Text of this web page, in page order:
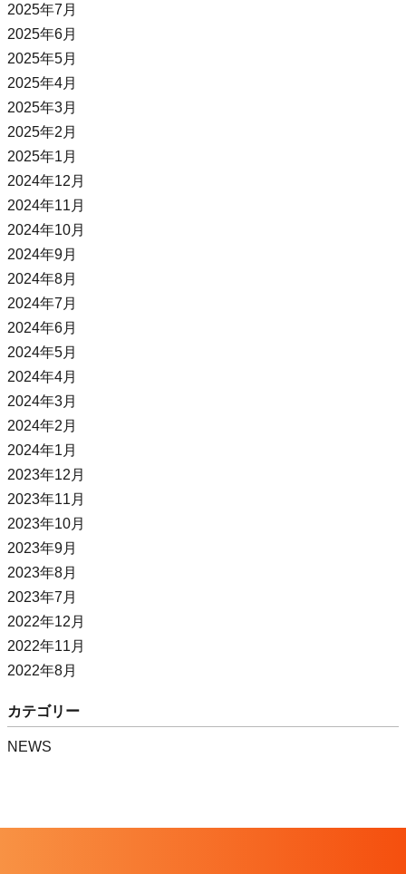
2025年7月
2025年6月
2025年5月
2025年4月
2025年3月
2025年2月
2025年1月
2024年12月
2024年11月
2024年10月
2024年9月
2024年8月
2024年7月
2024年6月
2024年5月
2024年4月
2024年3月
2024年2月
2024年1月
2023年12月
2023年11月
2023年10月
2023年9月
2023年8月
2023年7月
2022年12月
2022年11月
2022年8月
カテゴリー
NEWS